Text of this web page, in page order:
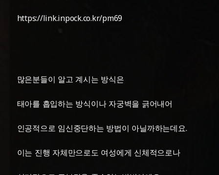
https://link.inpock.co.kr/pm69
많은분들이 알고 계시는 방식은
태아를 흡입하는 방식이나 자궁벽을 긁어내어
인공적으로 임신중단하는 방법이 아닐까하는데요.
이는 진행 자체만으로도 여성에게 신체적으로나